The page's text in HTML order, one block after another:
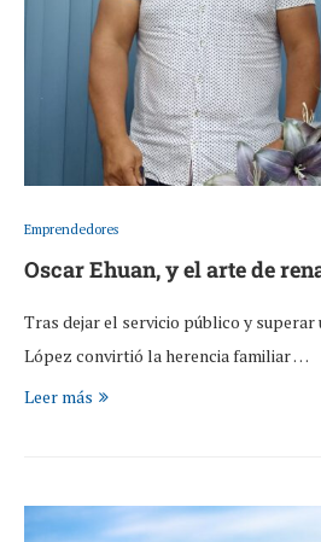
Emprendedores
Oscar Ehuan, y el arte de
Tras dejar el servicio público y superar
López convirtió la herencia familiar …
Leer más